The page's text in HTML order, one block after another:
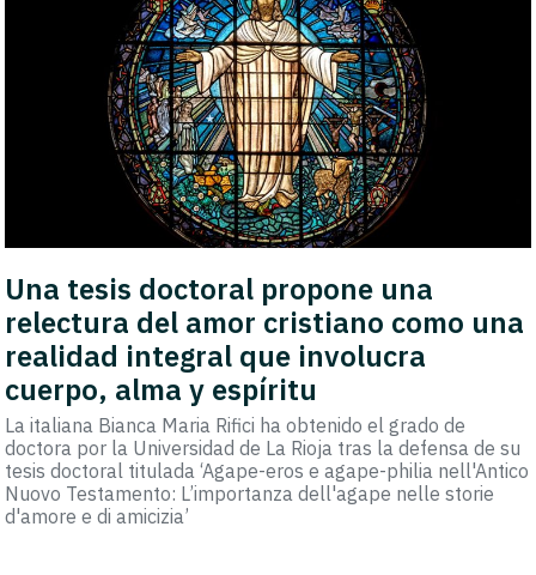
Una tesis doctoral propone una
relectura del amor cristiano como una
realidad integral que involucra
cuerpo, alma y espíritu
La italiana Bianca Maria Rifici ha obtenido el grado de
doctora por la Universidad de La Rioja tras la defensa de su
tesis doctoral titulada ‘Agape-eros e agape-philia nell'Antico
Nuovo Testamento: L’importanza dell'agape nelle storie
d'amore e di amicizia’